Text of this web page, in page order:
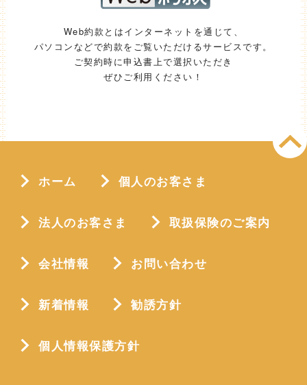
Web約款とはインターネットを通じて、
パソコンなどで約款をご覧いただけるサービスです。
ご契約時に申込書上で選択いただき
ぜひご利用ください！
ホーム 個人のお客さま
法人のお客さま 取扱保険のご案内
会社情報 お問い合わせ
新着情報 勧誘方針
個人情報保護方針